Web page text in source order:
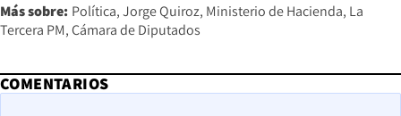
Más sobre: Política Jorge Quiroz Ministerio de Hacienda La
Tercera PM Cámara de Diputados
COMENTARIOS